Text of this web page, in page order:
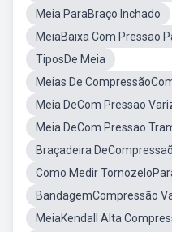
Meia ParaBraço Inchado
MeiaBaixa Com Pressao
TiposDe Meia
Meias De
Meia DeCom Pressao
Meia DeCom Pressao
Braçadeira
Como Medir
BandagemCompressão
MeiaKendall Alta